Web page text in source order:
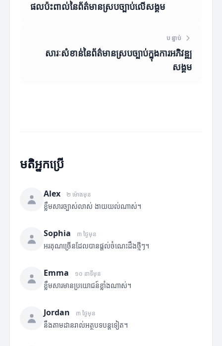
ផលប៉ះពាល់នៃព័ត៌មានស្របច្បាប់លើសង្គម
បន្ទាប់
សារៈសំខាន់នៃព័ត៌មានស្របច្បាប់ក្នុងការអភិវឌ្ឍ
សង្គម
មតិអ្នកប្រើ
Alex ២ ម៉ោងមុន
ខ្លឹមសារច្បាស់លាស់ ងាយយល់ណាស់។
Sophia ៣ ថ្ងៃមុន
អរគុណច្រើនដែលបានផ្តល់ចំណេះដឹងថ្មីៗ។
Emma ១០ នាទីមុន
ខ្លឹមសារមានប្រយោជន៍ខ្លាំងណាស់។
Jordan ៣ ថ្ងៃមុន
នឹងតាមដានរាល់អត្ថបទបន្តទៀត។